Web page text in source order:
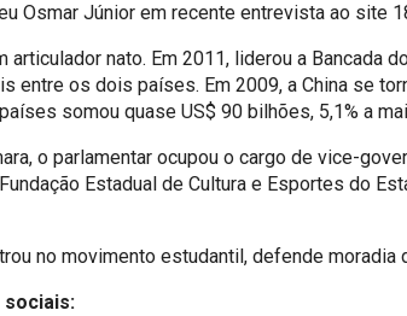
Osmar Júnior em recente entrevista ao site
articulador nato. Em 2011, liderou a Bancada
entre os dois países. Em 2009, a China se
somou quase US$ 90 bilhões, 5,1% a
o parlamentar ocupou o cargo de vice-
Estadual de Cultura e Esportes do
no movimento estudantil, defende
sociais: